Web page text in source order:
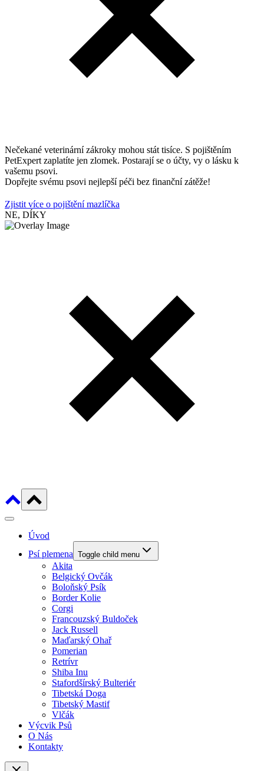
Nečekané veterinární zákroky mohou stát tisíce. S pojištěním
PetExpert zaplatíte jen zlomek. Postarají se o účty, vy o lásku k
vašemu psovi.
Dopřejte svému psovi nejlepší péči bez finanční zátěže!
Zjistit více o pojištění mazlíčka
NE, DÍKY
Úvod
Psí plemena Toggle child menu
Akita
Belgický Ovčák
Boloňský Psík
Border Kolie
Corgi
Francouzský Buldoček
Jack Russell
Maďarský Ohař
Pomerian
Retrívr
Shiba Inu
Stafordšírský Bulteriér
Tibetská Doga
Tibetský Mastif
Vlčák
Výcvik Psů
O Nás
Kontakty